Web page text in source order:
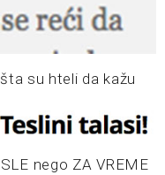
su hteli da kažu
nego ZA VREME